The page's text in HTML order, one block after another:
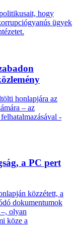
hogy
ügyek
honlapjára az
– az
-
a PC pert
közzétett, a
dokumentumok
olyan
köze a